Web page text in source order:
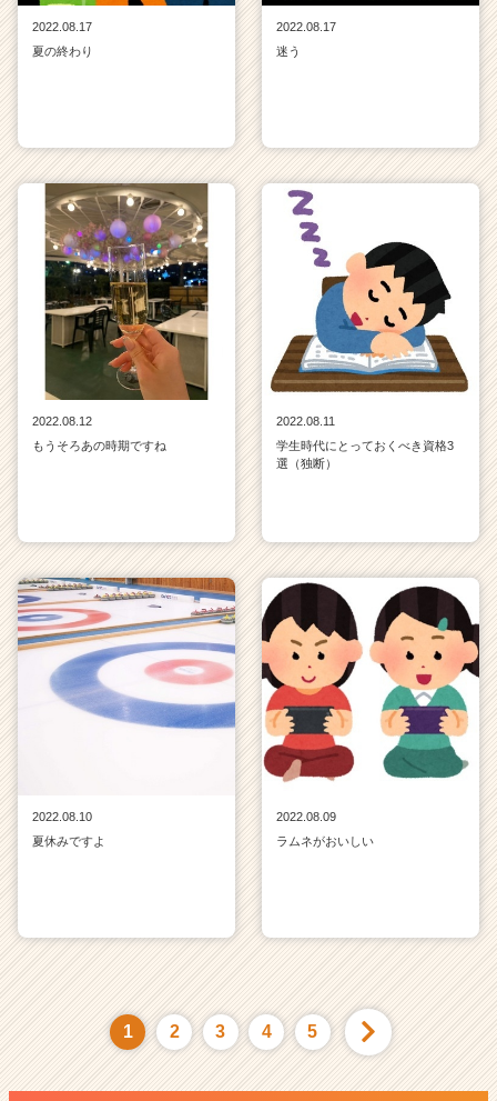
2022.08.17
夏の終わり
2022.08.17
迷う
2022.08.12
もうそろあの時期ですね
2022.08.11
学生時代にとっておくべき資格3
選（独断）
2022.08.10
夏休みですよ
2022.08.09
ラムネがおいしい
1 2 3 4 5